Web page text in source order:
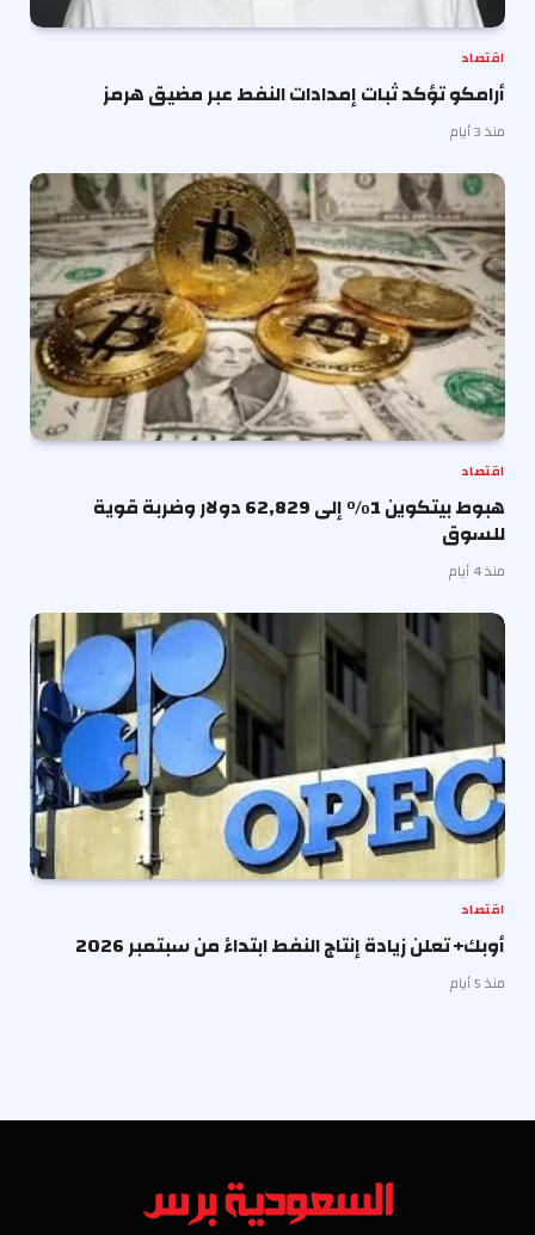
اقتصاد
أرامكو تؤكد ثبات إمدادات النفط عبر مضيق هرمز
منذ 3 أيام
اقتصاد
هبوط بيتكوين 1% إلى 62,829 دولار وضربة قوية
للسوق
منذ 4 أيام
اقتصاد
أوبك+ تعلن زيادة إنتاج النفط ابتداءً من سبتمبر 2026
منذ 5 أيام